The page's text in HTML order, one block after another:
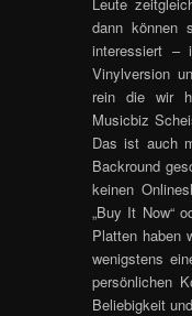
dann können
interessiert –
Vinylversion
rein die wir
Musicbiz
Das ist auch
Backround
keinen
„Buy It Now“
Platten haben
wenigstens
persönlichen
Beliebigkeit